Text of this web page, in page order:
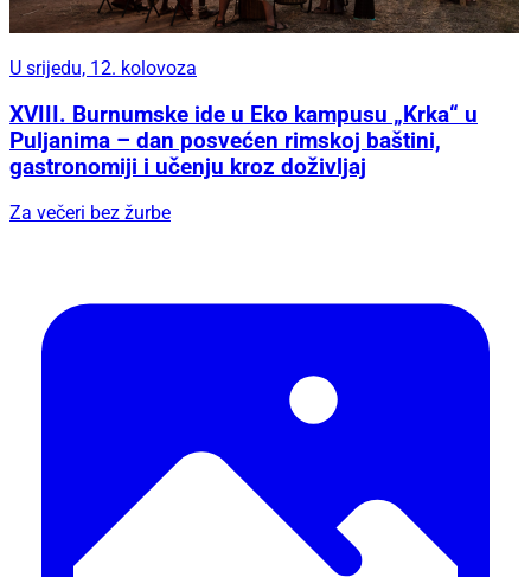
U srijedu, 12. kolovoza
XVIII. Burnumske ide u Eko kampusu „Krka“ u
Puljanima – dan posvećen rimskoj baštini,
gastronomiji i učenju kroz doživljaj
Za večeri bez žurbe